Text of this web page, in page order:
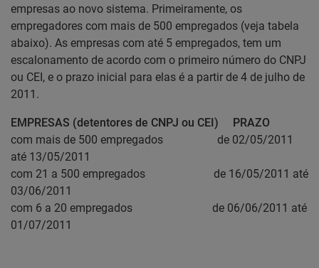
empresas ao novo sistema. Primeiramente, os
empregadores com mais de 500 empregados (veja tabela
abaixo). As empresas com até 5 empregados, tem um
escalonamento de acordo com o primeiro número do CNPJ
ou CEI, e o prazo inicial para elas é a partir de 4 de julho de
2011.
EMPRESAS (detentores de CNPJ ou CEI) PRAZO
com mais de 500 empregados de 02/05/2011
até 13/05/2011
com 21 a 500 empregados de 16/05/2011 até
03/06/2011
com 6 a 20 empregados de 06/06/2011 até
01/07/2011